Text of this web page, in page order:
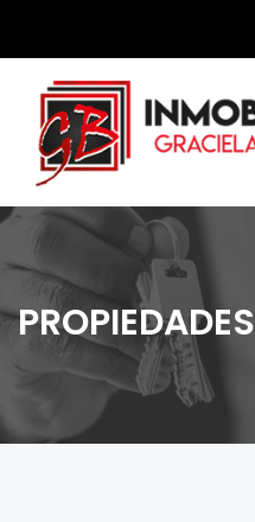
PROPIEDADES